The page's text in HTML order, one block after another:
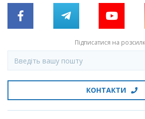
Підписатися на
КОНТАКТИ